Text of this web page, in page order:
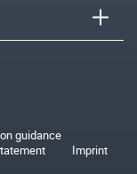
guidance
Imprint